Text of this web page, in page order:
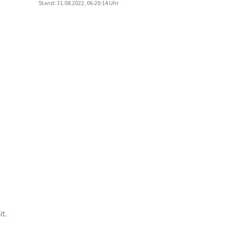
Stand: 31.08.2022, 06:20:14 Uhr